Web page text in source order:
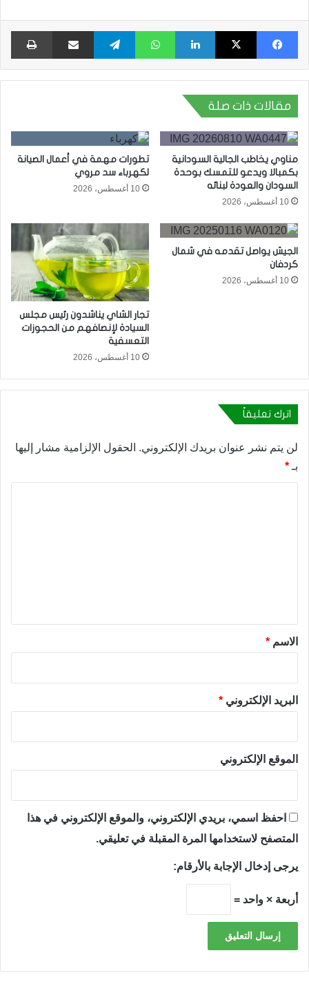
فيسبوك X لينكدإن واتساب تيلقرام مشاركة عبر البريد
مقالات ذات صلة
مناوي يخاطب الجالية السودانية
بكمبالا ويدعو للتمسك بوحدة
السودان والعودة لبنائه
10 أغسطس، 2026
تطورات مهمة في أعمال الصيانة
لكهرباء سد مروي
10 أغسطس، 2026
الجيش يواصل تقدمه في شمال
كردفان
10 أغسطس، 2026
​تجار الشاي يناشدون رئيس مجلس
السيادة لإنصافهم من الحجوزات
التعسفية
10 أغسطس، 2026
اترك تعليقاً
لن يتم نشر عنوان بريدك الإلكتروني. الحقول الإلزامية مشار إليها
بـ *
*الاسم *
البريد الإلكتروني *
الموقع الإلكتروني
احفظ اسمي، بريدي الإلكتروني، والموقع الإلكتروني في هذا
المتصفح لاستخدامها المرة المقبلة في تعليقي.
يرجى إدخال الإجابة بالأرقام:
أربعة × واحد =